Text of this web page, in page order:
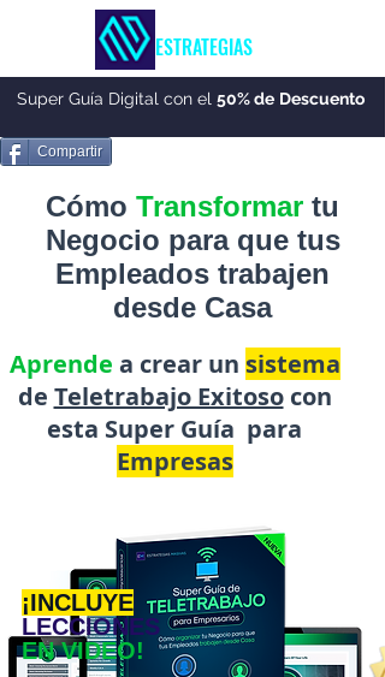
ESTRATEGIAS
Super Guía Digital con el 50% de Descuento
Compartir
Cómo Transformar tu
Negocio para que tus
Empleados trabajen
desde Casa
Aprende a crear un sistema
de Teletrabajo Exitosocon
esta Super Guía para
Empresas
¡INCLUYE
LECCIONES
EN VIDEO!